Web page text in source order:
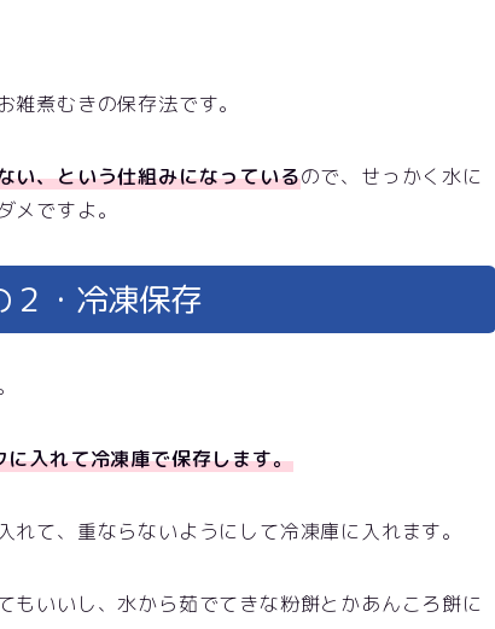
煮むきの保存法です。
い、という仕組みになっているので、せっかく水に
メですよ。
２・冷凍保存
入れて冷凍庫で保存します。
て、重ならないようにして冷凍庫に入れます。
もいいし、水から茹でてきな粉餅とかあんころ餅に